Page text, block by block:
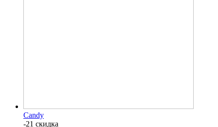
Candy
-21 скидка